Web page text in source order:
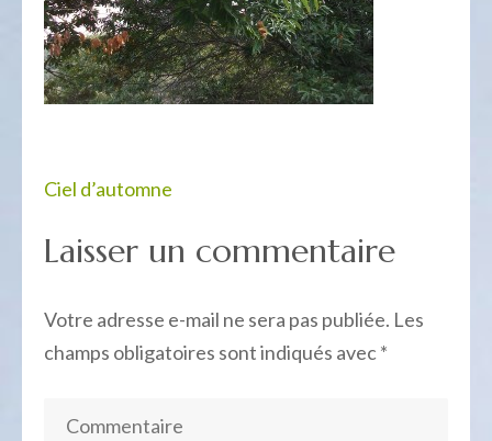
Navigation
l’article
Ciel d’automne
Laisser un commentaire
Votre adresse e-mail ne sera pas publiée. Les
champs obligatoires sont indiqués avec*